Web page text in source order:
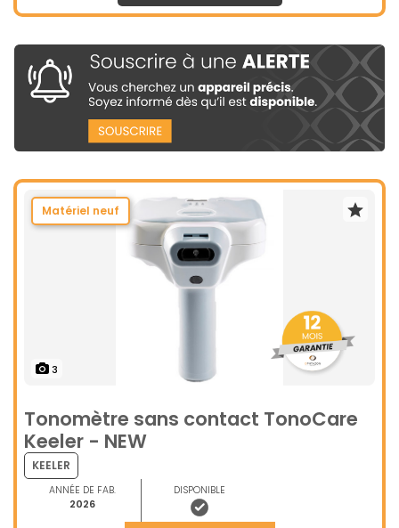
Matériel neuf
3
Tonomètre sans contact TonoCare
Keeler - NEW
KEELER
ANNÉE DE FAB.
2026
DISPONIBLE